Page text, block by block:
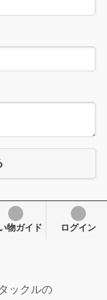
物ガイド ログイン
ックルの